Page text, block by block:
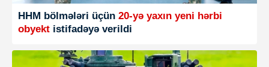
HHM bölmələri üçün 20-yə yaxın yeni hərbi
obyekt istifadəyə verildi